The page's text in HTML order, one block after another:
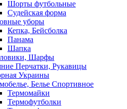
Шорты футбольные
Судейская форма
уборы
Кепка, Бейсболка
Панама
Шапка
Шарфы
Перчатки, Рукавицы
Украины
Белье Спортивное
Термомайки
Термофутболки